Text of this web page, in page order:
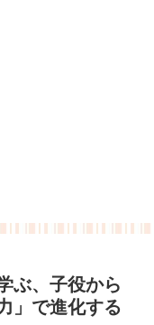
ぶ、子役から
」で進化する